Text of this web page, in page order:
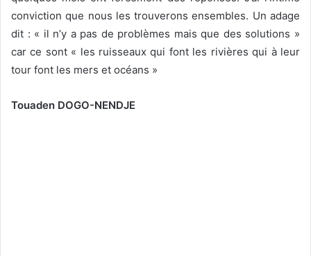
conviction que nous les trouverons ensembles. Un adage
dit : « il n’y a pas de problèmes mais que des solutions »
car ce sont « les ruisseaux qui font les rivières qui à leur
tour font les mers et océans »
Touaden DOGO-NENDJE